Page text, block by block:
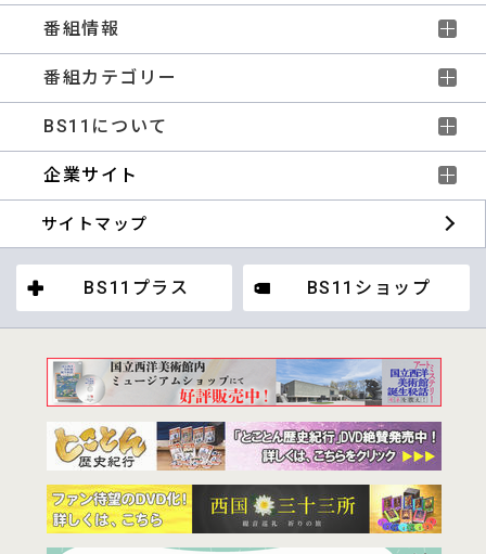
番組情報
番組カテゴリー
BS11について
企業サイト
サイトマップ
BS11プラス BS11ショップ